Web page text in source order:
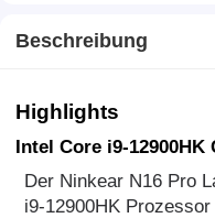
Beschreibung
Highlights
Intel Core i9-12900HK
Der Ninkear N16 Pro
i9-12900HK